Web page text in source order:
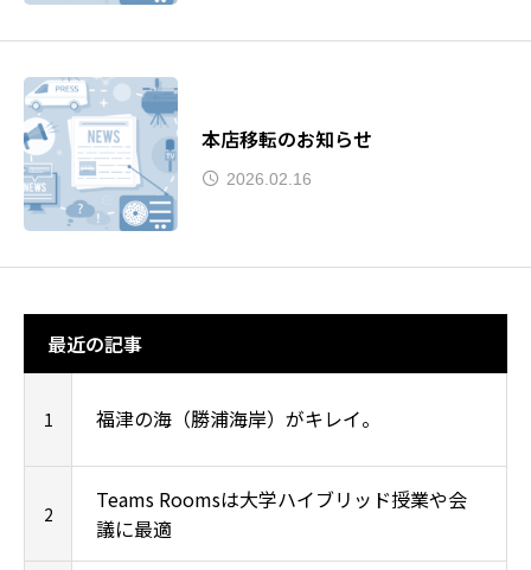
本店移転のお知らせ
2026.02.16
最近の記事
1 福津の海（勝浦海岸）がキレイ。
2
Teams Roomsは大学ハイブリッド授業や会
議に最適